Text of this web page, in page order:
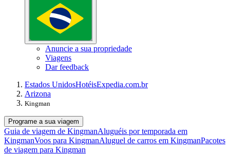
Anuncie a sua propriedade
Viagens
Dar feedback
Estados UnidosHotéisExpedia.com.br
Arizona
Kingman
Programe a sua viagem
Guia de viagem de KingmanAluguéis por temporada em
KingmanVoos para KingmanAluguel de carros em KingmanPacotes
de viagem para Kingman